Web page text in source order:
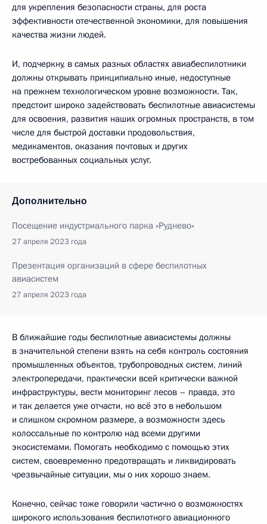
для укрепления безопасности страны, для роста
эффективности отечественной экономики, для повышения
качества жизни людей.
И, подчеркну, в самых разных областях авиабеспилотники
должны открывать принципиально иные, недоступные
на прежнем технологическом уровне возможности. Так,
предстоит широко задействовать беспилотные авиасистемы
для освоения, развития наших огромных пространств, в том
числе для быстрой доставки продовольствия,
медикаментов, оказания почтовых и других
востребованных социальных услуг.
Дополнительно
Посещение индустриального парка «Руднево»
27 апреля 2023 года
Презентация организаций в сфере беспилотных
авиасистем
27 апреля 2023 года
В ближайшие годы беспилотные авиасистемы должны
в значительной степени взять на себя контроль состояния
промышленных объектов, трубопроводных систем, линий
электропередачи, практически всей критически важной
инфраструктуры, вести мониторинг лесов – правда, это
и так делается уже отчасти, но всё это в небольшом
и слишком скромном размере, а возможности здесь
колоссальные по контролю над всеми другими
экосистемами. Помогать необходимо с помощью этих
систем, своевременно предотвращать и ликвидировать
чрезвычайные ситуации, мы о них хорошо знаем.
Конечно, сейчас тоже говорили частично о возможностях
широкого использования беспилотного авиационного